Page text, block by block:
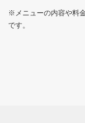
※メニューの内容や料
です。